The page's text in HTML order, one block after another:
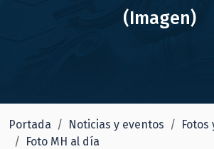
(Imagen)
Portada Noticias y eventos
Fotos
Foto MH al día